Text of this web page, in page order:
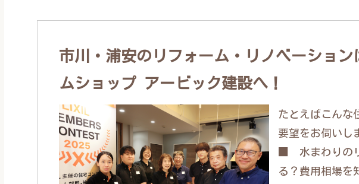
市川・浦安のリフォーム・リノベーショ
ムショップ アービック建設へ！
たとえばこんな
要望をお伺いし
■ 水まわりの
る？費用相場を